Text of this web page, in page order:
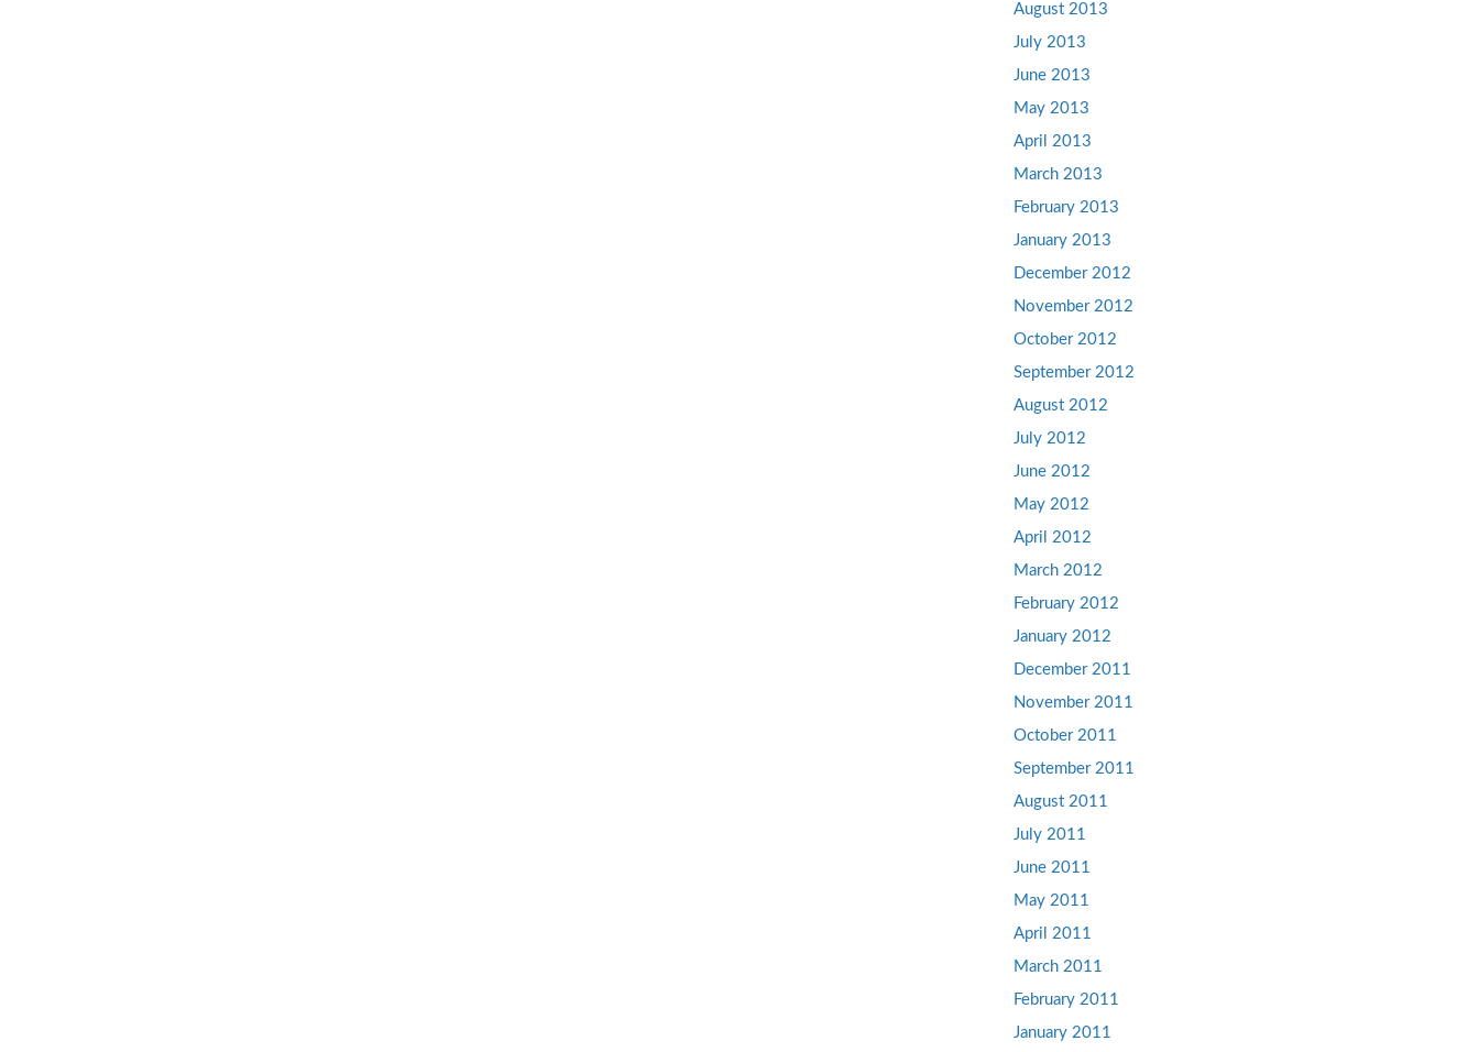
August 2013
July 2013
June 2013
May 2013
April 2013
March 2013
February 2013
January 2013
December 2012
November 2012
October 2012
September 2012
August 2012
July 2012
June 2012
May 2012
April 2012
March 2012
February 2012
January 2012
December 2011
November 2011
October 2011
September 2011
August 2011
July 2011
June 2011
May 2011
April 2011
March 2011
February 2011
January 2011